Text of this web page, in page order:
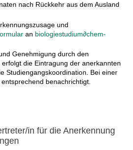
nach Rückkehr aus dem Ausland
und
an biologiestudium∂chem-
Genehmigung durch den
die Eintragung der anerkannten
Studiengangskoordination. Bei einer
benachrichtigt.
in für die Anerkennung